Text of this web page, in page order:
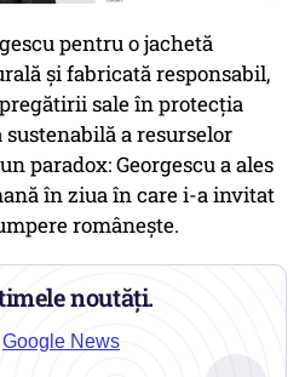
pentru o jachetă
și fabricată responsabil,
sale în protecția
a resurselor
paradox: Georgescu a ales
în ziua în care i-a invitat
românește.
noutăți.
Google News